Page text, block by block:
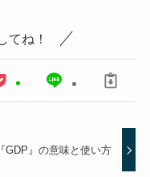
てね！
『GDP』の意味と使い方